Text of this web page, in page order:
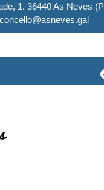
1. 36440 As Neves
concello@asneves.gal